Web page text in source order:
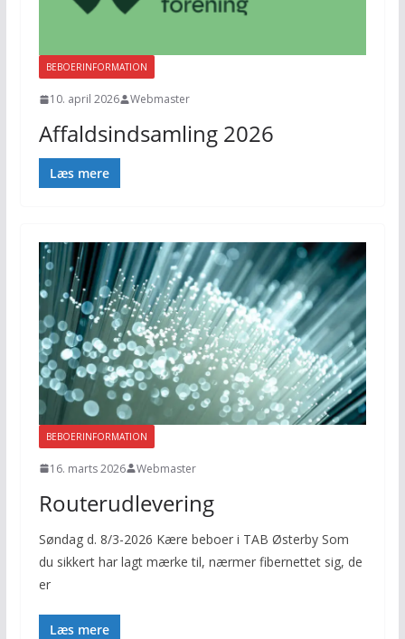
BEBOERINFORMATION
10. april 2026 Webmaster
Affaldsindsamling 2026
Læs mere
BEBOERINFORMATION
16. marts 2026 Webmaster
Routerudlevering
Søndag d. 8/3-2026 Kære beboer i TAB Østerby Som
du sikkert har lagt mærke til, nærmer fibernettet sig, de
er
Læs mere